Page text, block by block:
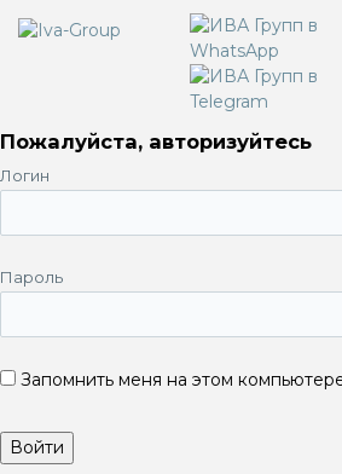
Пожалуйста, авторизуйтесь
Логин
Пароль
Запомнить меня на этом